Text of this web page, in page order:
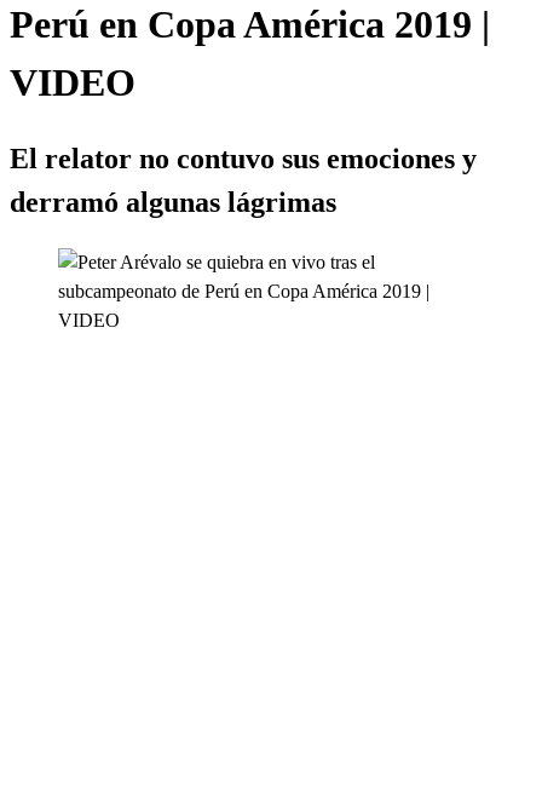
Perú en Copa América 2019 |
VIDEO
El relator no contuvo sus emociones y
derramó algunas lágrimas